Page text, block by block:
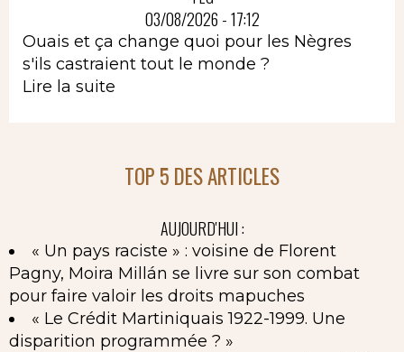
03/08/2026 - 17:12
Ouais et ça change quoi pour les Nègres
s'ils castraient tout le monde ?
Lire la suite
TOP 5 DES ARTICLES
AUJOURD'HUI :
« Un pays raciste » : voisine de Florent
Pagny, Moira Millán se livre sur son combat
pour faire valoir les droits mapuches
« Le Crédit Martiniquais 1922-1999. Une
disparition programmée ? »